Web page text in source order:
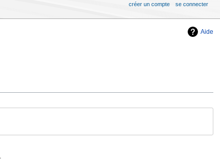
Aide
créer un compte se connecter